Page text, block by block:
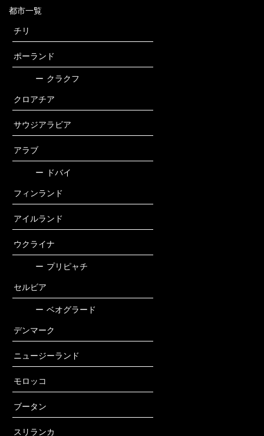
都市一覧
チリ
ポーランド
ー クラクフ
クロアチア
サウジアラビア
アラブ
ー ドバイ
フィンランド
アイルランド
ウクライナ
ー プリピャチ
セルビア
ー ベオグラード
デンマーク
ニュージーランド
モロッコ
ブータン
スリランカ